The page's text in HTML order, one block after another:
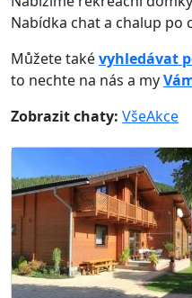
Nabídka chat a chalup po
Můžete takévyhledávat
to nechte na nás a my
Zobrazit chaty: VšeAkce